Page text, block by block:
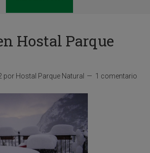
Hostal Parque
por Hostal Parque Natural 1 comentario